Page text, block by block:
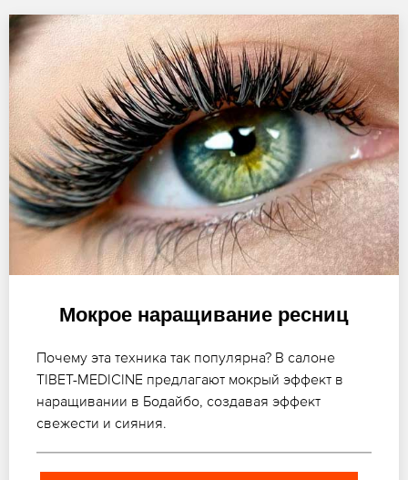
Мокрое наращивание ресниц
Почему эта техника так популярна? В салоне
TIBET-MEDICINE предлагают мокрый эффект в
наращивании в Бодайбо, создавая эффект
свежести и сияния.